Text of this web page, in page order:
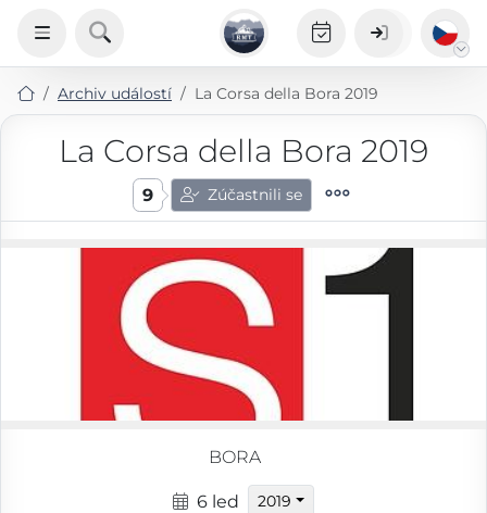
Archiv událostí La Corsa della Bora 2019
La Corsa della Bora 2019
9 Zúčastnili se
BORA
6 led 2019